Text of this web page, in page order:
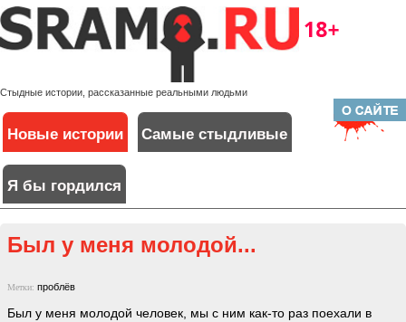
Стыдные истории, рассказанные реальными людьми
Новые истории Самые стыдливые
Я бы гордился
Был у меня молодой...
Метки: проблёв
Был у меня молодой человек, мы с ним как-то раз поехали в